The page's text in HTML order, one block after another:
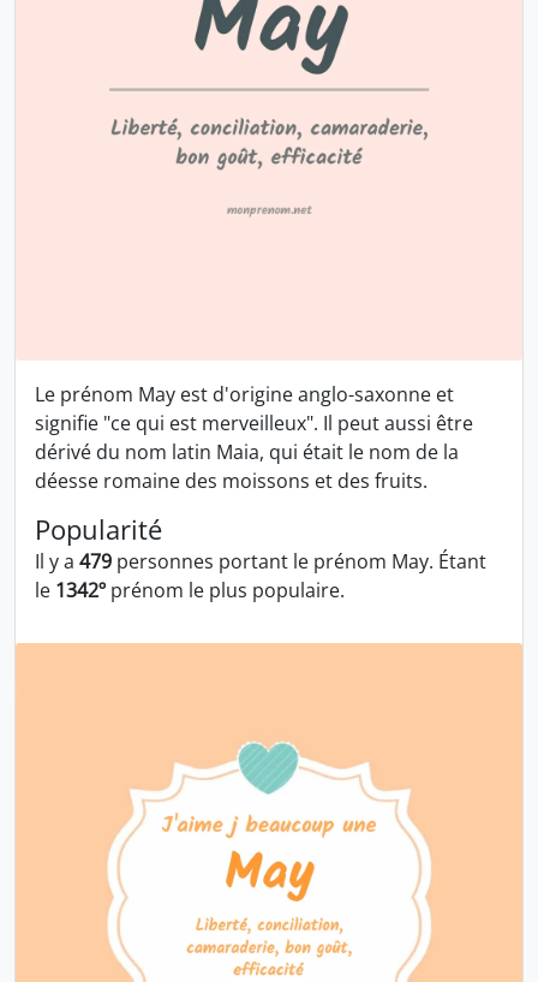
Le prénom May est d'origine anglo-saxonne et
signifie "ce qui est merveilleux". Il peut aussi être
dérivé du nom latin Maia, qui était le nom de la
déesse romaine des moissons et des fruits.
Popularité
Il y a 479 personnes portant le prénom May. Étant
le 1342º prénom le plus populaire.